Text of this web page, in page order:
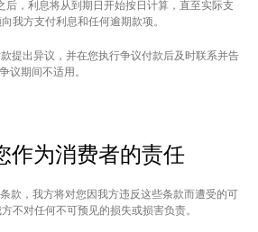
后，利息将从到期日开始按日计算，直至实际支
我方支付利息和任何逾期款项。
款提出异议，并在您执行争议付款后及时联系并告
议期间不适用。
作为消费者的责任
款，我方将对您因我方违反这些条款而遭受的可
不对任何不可预见的损失或损害负责。